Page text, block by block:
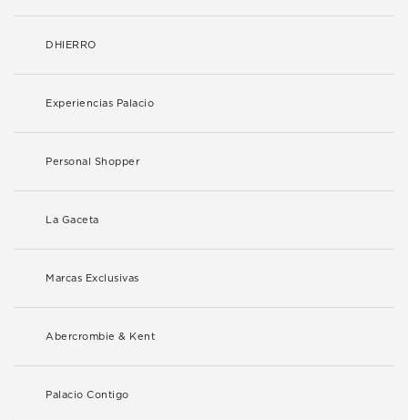
DHIERRO
Experiencias Palacio
Personal Shopper
La Gaceta
Marcas Exclusivas
Abercrombie & Kent
Palacio Contigo